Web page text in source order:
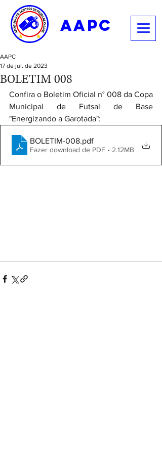
aapc
BOLETIM 008
AAPC
17 de jul. de 2023
Confira o Boletim Oficial n° 008 da Copa
Municipal de Futsal de Base
"Energizando a Garotada":
BOLETIM-008.pdf
Fazer download de PDF • 2.12MB